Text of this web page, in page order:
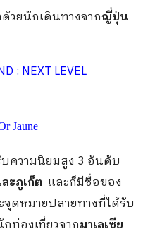
วยนักเดินทางจากญี่ปุ่น
ความนิยมสูง 3 อันดับ
ะภูเก็ต และก็มีชื่อของ
จุดหมายปลายทางที่ได้รับ
ท่องเที่ยวจากมาเลเซีย